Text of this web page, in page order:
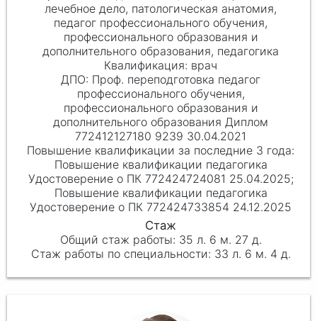
лечебное дело, патологическая анатомия,
педагог профессионального обучения,
профессионального образования и
дополнительного образования, педагогика
врач
Проф. переподготовка педагог
профессионального обучения,
профессионального образования и
дополнительного образования Диплом
772412127180 9239 30.04.2021
Повышение квалификации педагогика
Удостоверение о ПК 772424724081 25.04.2025;
Повышение квалификации педагогика
Удостоверение о ПК 772424733854 24.12.2025
35 л. 6 м. 27 д.
33 л. 6 м. 4 д.